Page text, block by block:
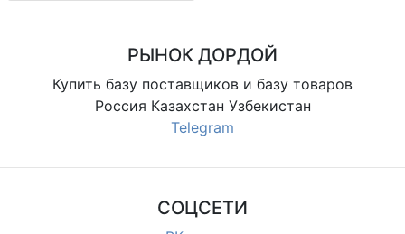
РЫНОК ДОРДОЙ
Купить базу поставщиков и базу товаров
Россия Казахстан Узбекистан
Telegram
СОЦСЕТИ